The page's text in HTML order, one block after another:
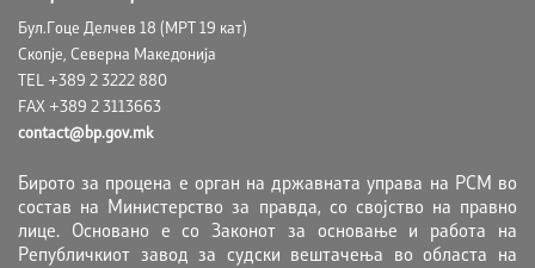
Бул.Гоце Делчев 18 (МРТ 19 кат)
Скопје, Северна Македонија
TEL +389 2 3222 880
FAX +389 2 3113663
contact@bp.gov.mk
Бирото за процена е орган на државната управа на РСМ во
состав на Министерство за правда, со својство на правно
лице. Основано е со Законот за основање и работа на
Републичкиот завод за судски вештачења во областа на